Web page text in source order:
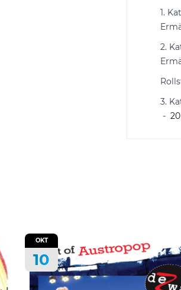
1.
2.
3.
20
OKT
10